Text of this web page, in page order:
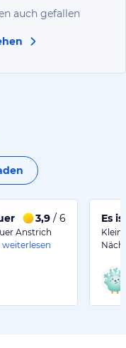
auch gefallen
3,9 / 6
Anstrich
weiterlesen
Es